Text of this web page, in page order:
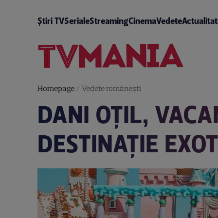
Știri TVSerialeStreamingCinemaVedete
Homepage/ Vedete româneşti
DANI OȚIL,
DESTINAȚIE